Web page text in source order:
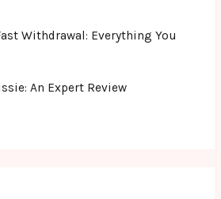
Withdrawal: Everything You
An Expert Review